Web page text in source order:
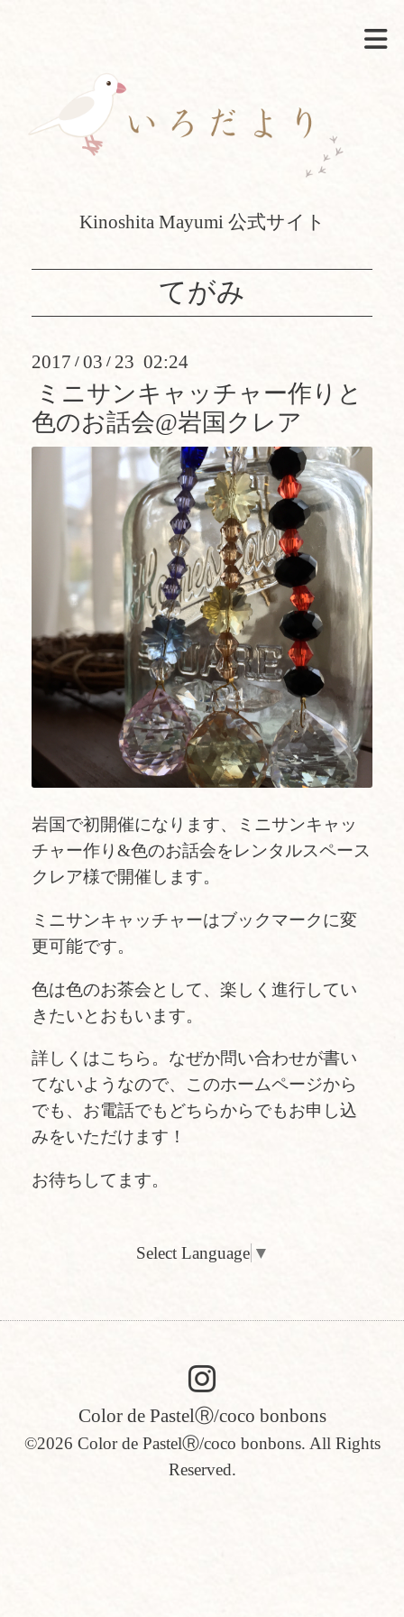
Kinoshita Mayumi 公式サイト
てがみ
2017 / 03 / 23 02:24
ミニサンキャッチャー作りと
色のお話会@岩国クレア
岩国で初開催になります、ミニサンキャッ
チャー作り&色のお話会をレンタルスペース
クレア様で開催します。
ミニサンキャッチャーはブックマークに変
更可能です。
色は色のお茶会として、楽しく進行してい
きたいとおもいます。
詳しくはこちら 。なぜか問い合わせが書い
てないようなので、このホームページから
でも、お電話でもどちらからでもお申し込
みをいただけます！
お待ちしてます。
Select Language ▼
Color de PastelⓇ/coco bonbons
©2026 Color de PastelⓇ/coco bonbons. All Rights
Reserved.